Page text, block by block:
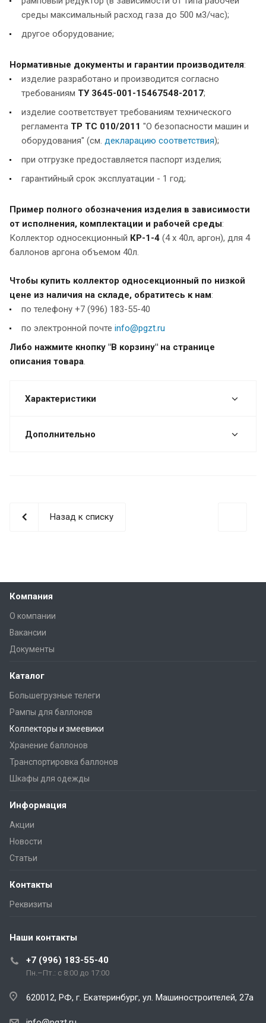
среды максимальный расход газа до 500 м3/час);
другое оборудование;
Нормативные документы и гарантии производителя:
изделие разработано и производится согласно
требованиям ТУ 3645-001-15467548-2017;
изделие соответствует требованиям технического
регламента ТР ТС 010/2011 "О безопасности машин и
оборудования" (см. декларацию соответствия);
при отгрузке предоставляется паспорт изделия;
гарантийный срок эксплуатации - 1 год;
Пример полного обозначения изделия в зависимости
от исполнения, комплектации и рабочей среды:
Коллектор односекционный КР-1-4 (4 х 40л, аргон), для 4
баллонов аргона объемом 40л.
Чтобы купить коллектор односекционный по низкой
цене из наличия на складе, обратитесь к нам:
по телефону +7 (996) 183-55-40
по электронной почте info@pgzt.ru
Либо нажмите кнопку "В корзину" на странице
описания товара.
Характеристики
Дополнительно
Назад к списку
Компания
О компании
Вакансии
Документы
Каталог
Большегрузные телеги
Рампы для баллонов
Коллекторы и змеевики
Хранение баллонов
Транспортировка баллонов
Шкафы для одежды
Информация
Акции
Новости
Статьи
Контакты
Реквизиты
Наши контакты
+7 (996) 183-55-40
Пн.–Пт.: с 8:00 до 17:00
620012, РФ, г. Екатеринбург, ул. Машиностроителей, 27а